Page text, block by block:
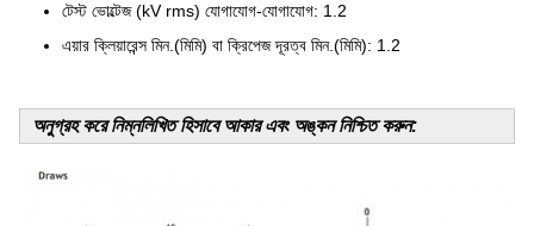
টেস্ট ভোল্টেজ (kV rms) যোগাযোগ-যোগাযোগ: 1.2
এয়ার ক্লিয়ারেন্স মিন.(মিমি) বা ক্রিপেজ দূরত্ব মিন.(মিমি): 1.2
অনুগ্রহ করে নিম্নলিখিত হিসাবে আকার এবং অঙ্কন নিশ্চিত করুন: